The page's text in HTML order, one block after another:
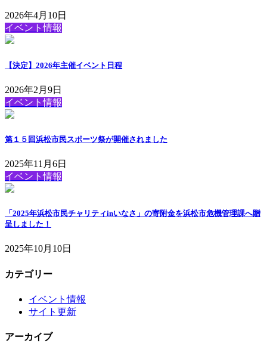
2026年4月10日
イベント情報
【決定】2026年主催イベント日程
2026年2月9日
イベント情報
第１５回浜松市民スポーツ祭が開催されました
2025年11月6日
イベント情報
「2025年浜松市民チャリティinいなさ」の寄附金を浜松市危機管理課へ贈
呈しました！
2025年10月10日
カテゴリー
イベント情報
サイト更新
アーカイブ